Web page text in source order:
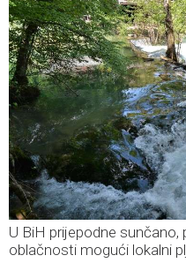
U BiH prijepodne
oblačnosti mogući lokalni